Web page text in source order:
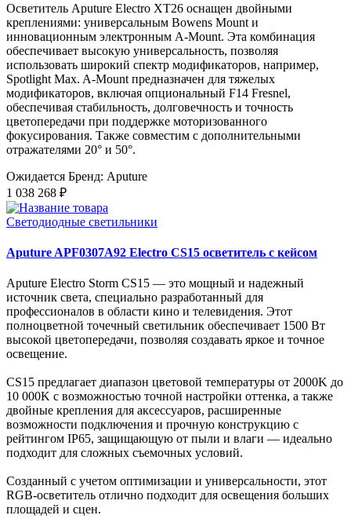
Осветитель Aputure Electro XT26 оснащен двойными
креплениями: универсальным Bowens Mount и
инновационным электронным A-Mount. Эта комбинация
обеспечивает высокую универсальность, позволяя
использовать широкий спектр модификаторов, например,
Spotlight Max. A-Mount предназначен для тяжелых
модификаторов, включая опциональный F14 Fresnel,
обеспечивая стабильность, долговечность и точность
цветопередачи при поддержке моторизованного
фокусирования. Также совместим с дополнительными
отражателями 20° и 50°.
Ожидается Бренд: Aputure
1 038 268 ₽
Светодиодные светильники
Aputure APF0307A92 Electro CS15 осветитель с кейсом
Aputure Electro Storm CS15 — это мощный и надежный
источник света, специально разработанный для
профессионалов в области кино и телевидения. Этот
полноцветной точечный светильник обеспечивает 1500 Вт
высокой цветопередачи, позволяя создавать яркое и точное
освещение.
CS15 предлагает диапазон цветовой температуры от 2000K до
10 000K с возможностью точной настройки оттенка, а также
двойные крепления для аксессуаров, расширенные
возможности подключения и прочную конструкцию с
рейтингом IP65, защищающую от пыли и влаги — идеально
подходит для сложных съемочных условий.
Созданный с учетом оптимизации и универсальности, этот
RGB-осветитель отлично подходит для освещения больших
площадей и сцен.